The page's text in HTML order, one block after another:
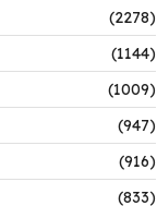
(2278)
(1144)
(1009)
(947)
(916)
(833)